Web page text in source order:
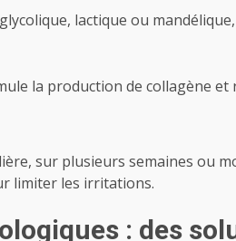
glycolique, lactique ou
la production de collagène et
sur plusieurs semaines ou
limiter les irritations.
: des